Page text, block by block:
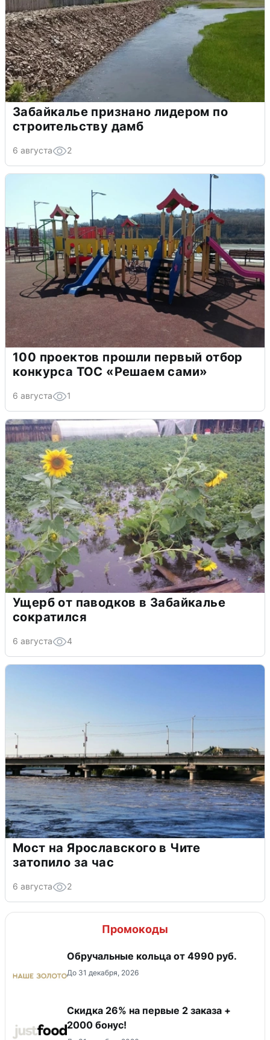
Забайкалье признано лидером по
строительству дамб
6 августа 2
100 проектов прошли первый отбор
конкурса ТОС «Решаем сами»
6 августа 1
Ущерб от паводков в Забайкалье
сократился
6 августа 4
Мост на Ярославского в Чите
затопило за час
6 августа 2
Промокоды
Обручальные кольца от 4990 руб.
До 31 декабря, 2026
Скидка 26% на первые 2 заказа +
2000 бонус!